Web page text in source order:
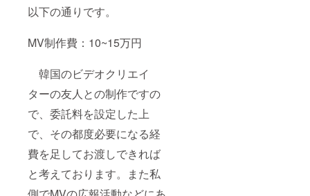
以下の通りです。
MV制作費：10~15万円
韓国のビデオクリエイ
ターの友人との制作ですの
で、委託料を設定した上
で、その都度必要になる経
費を足してお渡しできれば
と考えております。また私